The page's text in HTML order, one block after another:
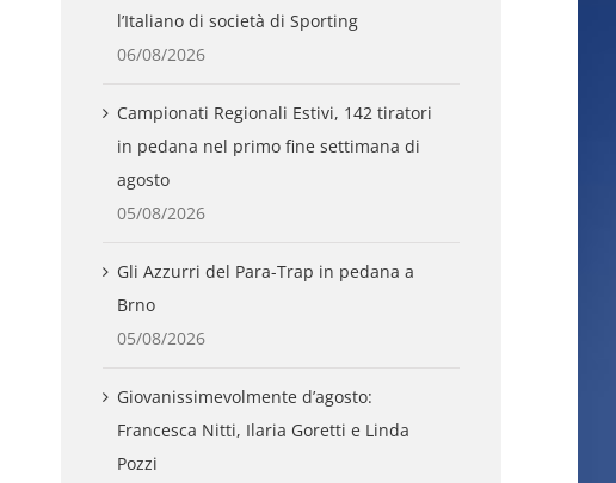
l’Italiano di società di Sporting
06/08/2026
Campionati Regionali Estivi, 142 tiratori
in pedana nel primo fine settimana di
agosto
05/08/2026
Gli Azzurri del Para-Trap in pedana a
Brno
05/08/2026
Giovanissimevolmente d’agosto:
Francesca Nitti, Ilaria Goretti e Linda
Pozzi